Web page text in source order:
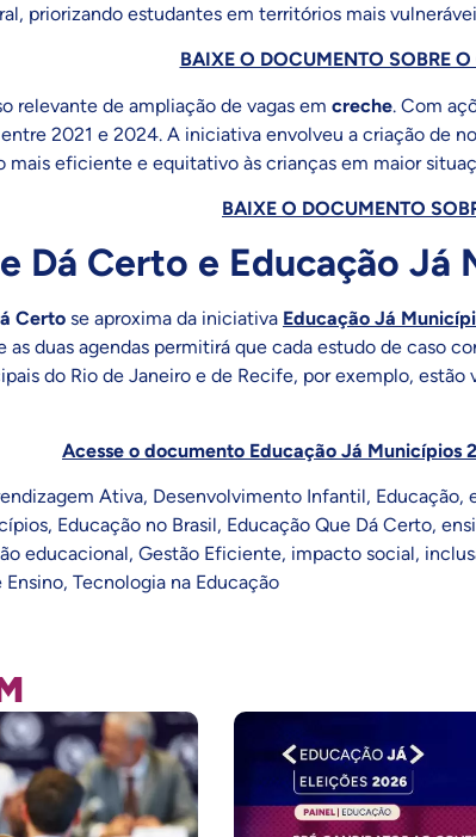
priorizando estudantes em territórios mais
BAIXE O DOCUMENTO SOBRE
relevante de ampliação de vagas em creche. Com
2021 e 2024. A iniciativa envolveu a criação de
eficiente e equitativo às crianças em maior
BAIXE O DOCUMENTO
Dá Certo e Educação
Certo se aproxima da iniciativa Educação Já
as duas agendas permitirá que cada estudo de caso
do Rio de Janeiro e de Recife, por exemplo,
Acesse o documento Educação Já Municípios
Ativa, Desenvolvimento Infantil, Educação,
, Educação no Brasil, Educação Que Dá Certo,
educacional, Gestão Eficiente, impacto social,
Ensino, Tecnologia na Educação